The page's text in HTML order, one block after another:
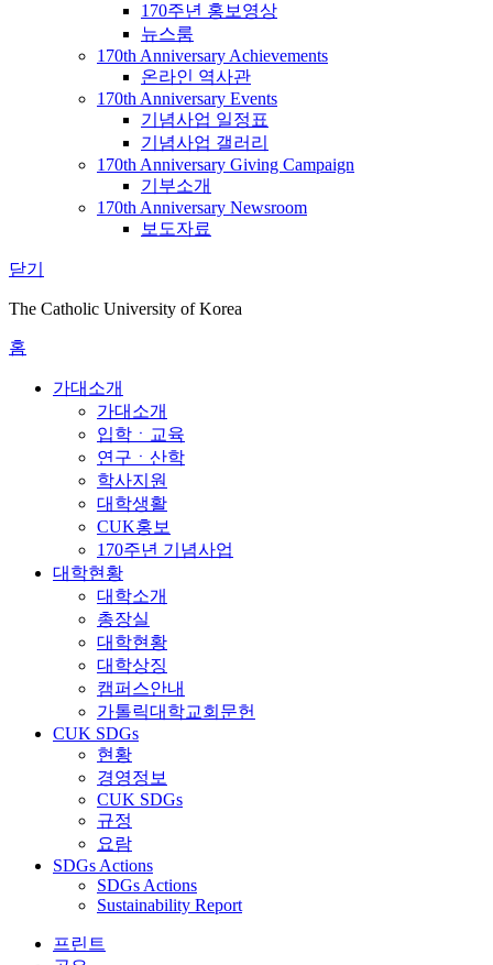
170주년 홍보영상
뉴스룸
170th Anniversary Achievements
온라인 역사관
170th Anniversary Events
기념사업 일정표
기념사업 갤러리
170th Anniversary Giving Campaign
기부소개
170th Anniversary Newsroom
보도자료
닫기
The Catholic University of Korea
홈
가대소개
가대소개
입학ㆍ교육
연구ㆍ산학
학사지원
대학생활
CUK홍보
170주년 기념사업
대학현황
대학소개
총장실
대학현황
대학상징
캠퍼스안내
가톨릭대학교회문헌
CUK SDGs
현황
경영정보
CUK SDGs
규정
요람
SDGs Actions
SDGs Actions
Sustainability Report
프린트